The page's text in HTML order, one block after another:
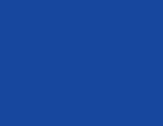
áo Jersey đẳng cấp ngay hôm nay!